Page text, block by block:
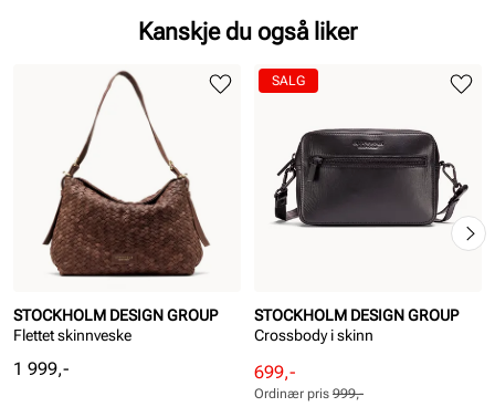
Kanskje du også liker
STOCKHOLM DESIGN GROUP
Flettet skinnveske
Pris
1 999,-
STOCKHOLM DESIGN GROUP
Crossbody i skinn
Rabattert
pris
699,-
Ordinær
pris
Ordinær pris 999,-
SALG